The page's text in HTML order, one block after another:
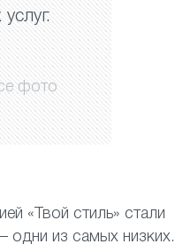
фото
«Твой стиль» стали
из самых низких.